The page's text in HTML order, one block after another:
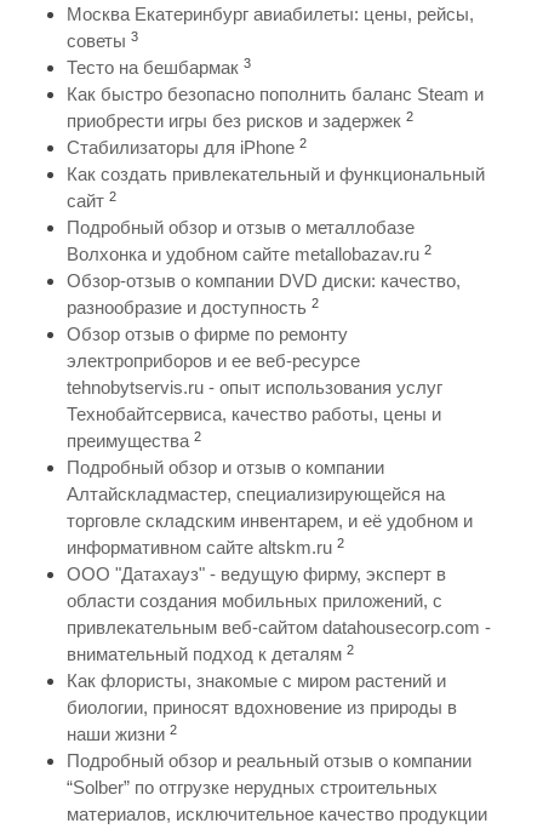
Москва Екатеринбург авиабилеты: цены, рейсы,
советы 3
Тесто на бешбармак 3
Как быстро безопасно пополнить баланс Steam и
приобрести игры без рисков и задержек 2
Стабилизаторы для iPhone 2
Как создать привлекательный и функциональный
сайт 2
Подробный обзор и отзыв о металлобазе
Волхонка и удобном сайте metallobazav.ru 2
Обзор-отзыв о компании DVD диски: качество,
разнообразие и доступность 2
Обзор отзыв о фирме по ремонту
электроприборов и ее веб-ресурсе
tehnobytservis.ru - опыт использования услуг
Технобайтсервиса, качество работы, цены и
преимущества 2
Подробный обзор и отзыв о компании
Алтайскладмастер, специализирующейся на
торговле складским инвентарем, и её удобном и
информативном сайте altskm.ru 2
ООО "Датахауз" - ведущую фирму, эксперт в
области создания мобильных приложений, с
привлекательным веб-сайтом datahousecorp.com -
внимательный подход к деталям 2
Как флористы, знакомые с миром растений и
биологии, приносят вдохновение из природы в
наши жизни 2
Подробный обзор и реальный отзыв о компании
“Solber” по отгрузке нерудных строительных
материалов, исключительное качество продукции